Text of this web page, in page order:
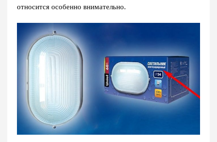
относится особенно внимательно.